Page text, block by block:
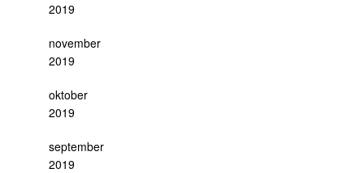
2019
november
2019
oktober
2019
september
2019